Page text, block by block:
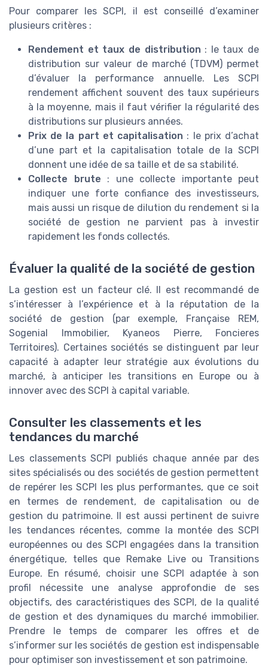
Pour comparer les SCPI, il est conseillé d’examiner
plusieurs critères :
Rendement et taux de distribution : le taux de
distribution sur valeur de marché (TDVM) permet
d’évaluer la performance annuelle. Les SCPI
rendement affichent souvent des taux supérieurs
à la moyenne, mais il faut vérifier la régularité des
distributions sur plusieurs années.
Prix de la part et capitalisation : le prix d’achat
d’une part et la capitalisation totale de la SCPI
donnent une idée de sa taille et de sa stabilité.
Collecte brute : une collecte importante peut
indiquer une forte confiance des investisseurs,
mais aussi un risque de dilution du rendement si la
société de gestion ne parvient pas à investir
rapidement les fonds collectés.
Évaluer la qualité de la société de gestion
La gestion est un facteur clé. Il est recommandé de
s’intéresser à l’expérience et à la réputation de la
société de gestion (par exemple, Française REM,
Sogenial Immobilier, Kyaneos Pierre, Foncieres
Territoires). Certaines sociétés se distinguent par leur
capacité à adapter leur stratégie aux évolutions du
marché, à anticiper les transitions en Europe ou à
innover avec des SCPI à capital variable.
Consulter les classements et les
tendances du marché
Les classements SCPI publiés chaque année par des
sites spécialisés ou des sociétés de gestion permettent
de repérer les SCPI les plus performantes, que ce soit
en termes de rendement, de capitalisation ou de
gestion du patrimoine. Il est aussi pertinent de suivre
les tendances récentes, comme la montée des SCPI
européennes ou des SCPI engagées dans la transition
énergétique, telles que Remake Live ou Transitions
Europe. En résumé, choisir une SCPI adaptée à son
profil nécessite une analyse approfondie de ses
objectifs, des caractéristiques des SCPI, de la qualité
de gestion et des dynamiques du marché immobilier.
Prendre le temps de comparer les offres et de
s’informer sur les sociétés de gestion est indispensable
pour optimiser son investissement et son patrimoine.